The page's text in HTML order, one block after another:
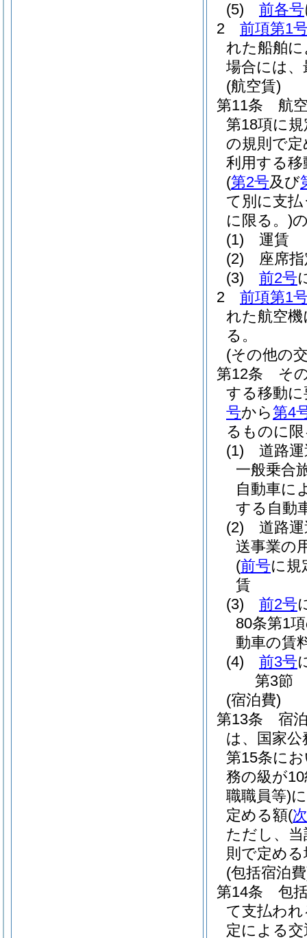
(5)
前各号
2
前項第1
れた船舶
場合には、
(航空賃)
第11条
航
第18項に
の規則で
利用する
(第2号及び
て別に支
に限る。)
(1)
運賃
(2)
座席
(3)
前2号
2
前項第1
れた航空
る。
(その他の
第12条
そ
する移動
号から第4
るものに
(1)
道路
一般乗合
自動車に
する自動
(2)
道路
送事業の
(前号に規
賃
(3)
前2号
80条第1
動車の賃
(4)
前3号
第3節
(宿泊費)
第13条
宿
は、国家
第15条に
務の級が
職職員等)
定める額(
ただし、
則で定め
(包括宿泊
第14条
包
て支払わ
定による